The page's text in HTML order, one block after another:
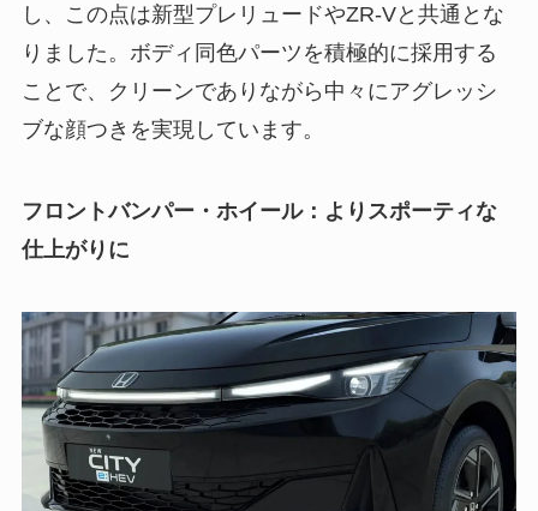
し、この点は新型プレリュードやZR-Vと共通とな
りました。ボディ同色パーツを積極的に採用する
ことで、クリーンでありながら中々にアグレッシ
ブな顔つきを実現しています。
フロントバンパー・ホイール：よりスポーティな
仕上がりに